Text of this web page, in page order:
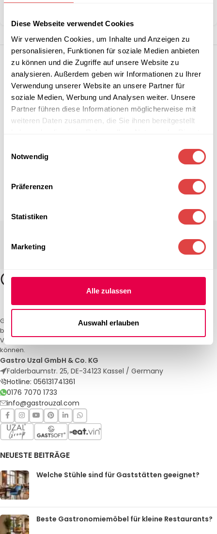
Diese Webseite verwendet Cookies
Wir verwenden Cookies, um Inhalte und Anzeigen zu
personalisieren, Funktionen für soziale Medien anbieten
zu können und die Zugriffe auf unsere Website zu
analysieren. Außerdem geben wir Informationen zu Ihrer
Verwendung unserer Website an unsere Partner für
soziale Medien, Werbung und Analysen weiter. Unsere
Partner führen diese Informationen möglicherweise mit
weiteren Daten zusammen, die Sie ihnen bereitgestellt
Notwendig
Präferenzen
Statistiken
Marketing
Alle zulassen
Auswahl erlauben
Gastro Uzal – Ihr Spezialist für Gastronomiemöbel und -textilien. Wir
bieten maßgeschneiderte Lösungen für Restaurants, Hotels und
Veranstaltungen. Qualität und Service, auf die Sie sich verlassen
können.
Gastro Uzal GmbH & Co. KG
Falderbaumstr. 25, DE-34123 Kassel / Germany
Hotline: 056131741361
0176 7070 1733
info@gastrouzal.com
NEUESTE BEITRÄGE
Welche Stühle sind für Gaststätten geeignet?
Beste Gastronomiemöbel für kleine Restaurants?